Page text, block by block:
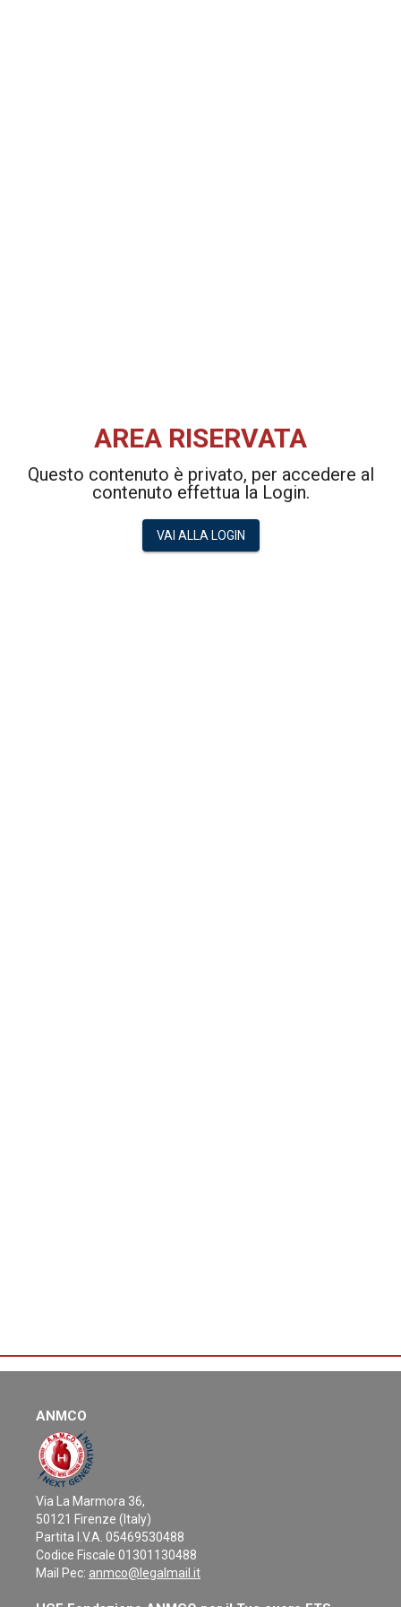
AREA RISERVATA
Questo contenuto è privato, per accedere al
contenuto effettua la Login.
VAI ALLA LOGIN
ANMCO
Via La Marmora 36,
50121 Firenze (Italy)
Partita I.V.A. 05469530488
Codice Fiscale 01301130488
Mail Pec: anmco@legalmail.it